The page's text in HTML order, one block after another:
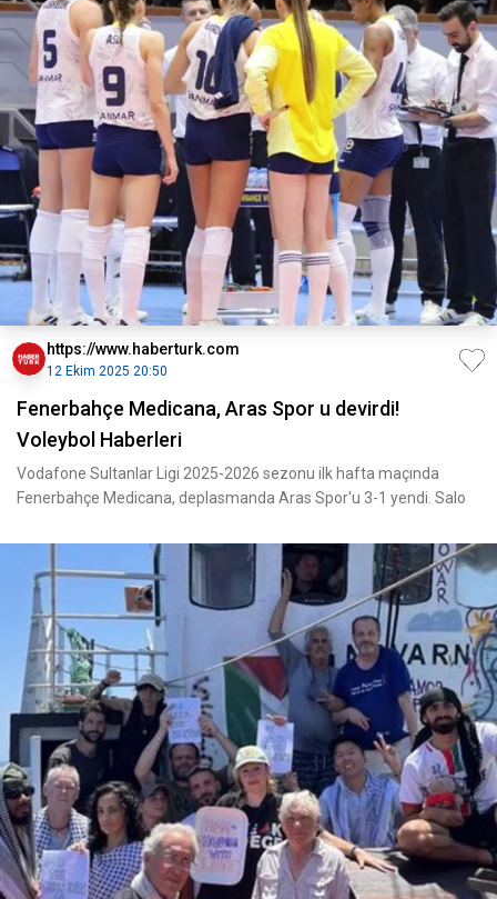
https://www.haberturk.com
12 Ekim 2025 20:50
Fenerbahçe Medicana, Aras Spor u devirdi!
Voleybol Haberleri
Vodafone Sultanlar Ligi 2025-2026 sezonu ilk hafta maçında
Fenerbahçe Medicana, deplasmanda Aras Spor'u 3-1 yendi. Salo